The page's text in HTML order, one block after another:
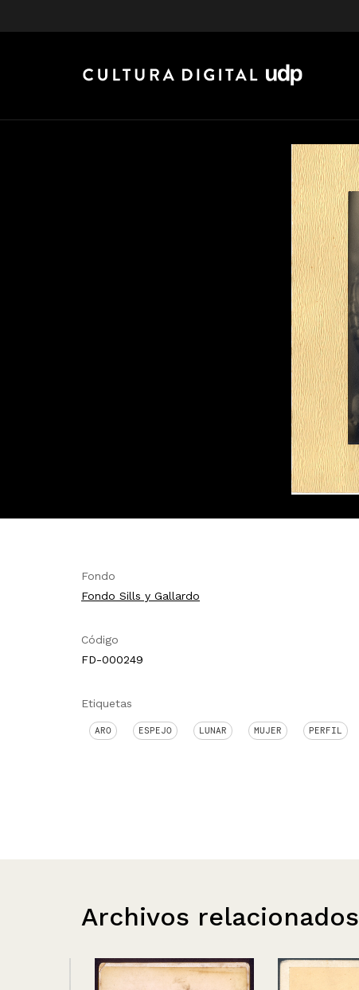
Fondo
Fondo Sills y Gallardo
Código
FD-000249
Etiquetas
ARO ESPEJO LUNAR MUJER PERFIL
Archivos relacionados